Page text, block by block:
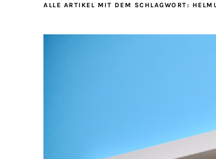
ALLE ARTIKEL MIT DEM SCHLAGWORT: